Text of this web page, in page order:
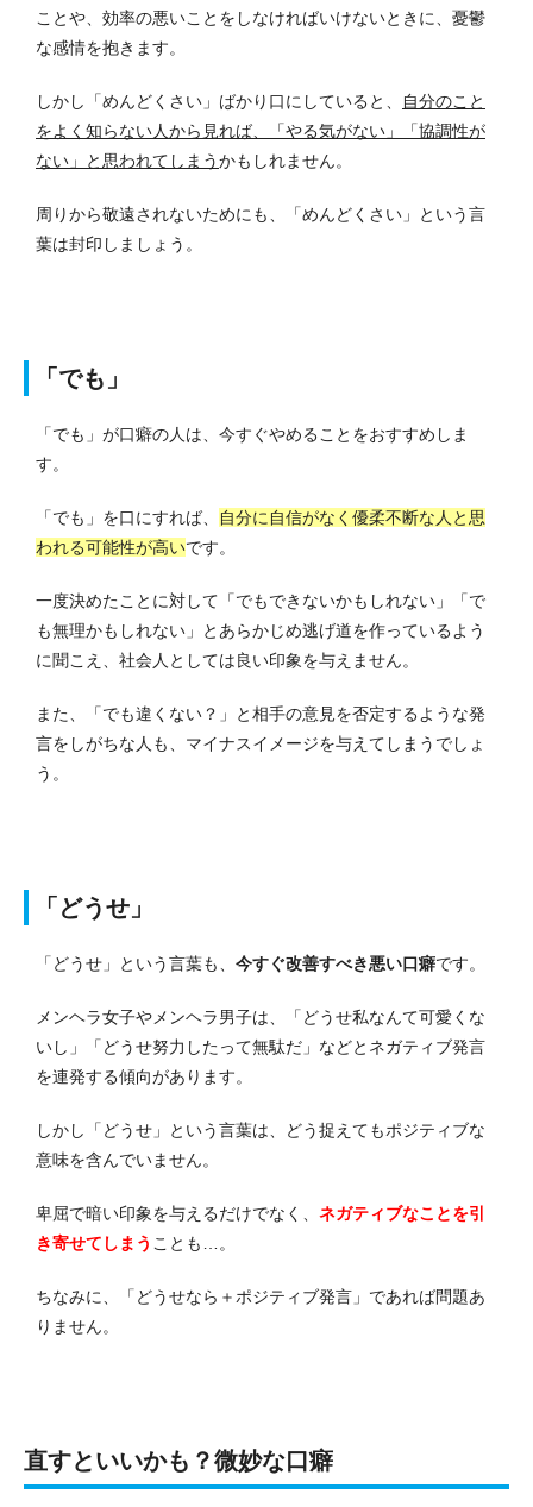
ことや、効率の悪いことをしなければいけないときに、憂鬱
な感情を抱きます。
しかし「めんどくさい」ばかり口にしていると、
自分のこと
をよく知らない人から見れば、「やる気がない」「協調性が
ない」と思われてしまうかもしれません。
周りから敬遠されないためにも、「めんどくさい」という言
葉は封印しましょう。
「でも」
「でも」が口癖の人は、今すぐやめることをおすすめしま
す。
「でも」を口にすれば、
自分に自信がなく優柔不断な人と思
われる可能性が高いです。
一度決めたことに対して「でもできないかもしれない」「で
も無理かもしれない」とあらかじめ逃げ道を作っているよう
に聞こえ、社会人としては良い印象を与えません。
また、「でも違くない？」と相手の意見を否定するような発
言をしがちな人も、マイナスイメージを与えてしまうでしょ
う。
「どうせ」
「どうせ」という言葉も、 今すぐ改善すべき悪い口癖です。
メンヘラ女子やメンヘラ男子は、「どうせ私なんて可愛くな
いし」「どうせ努力したって無駄だ」などとネガティブ発言
を連発する傾向があります。
しかし「どうせ」という言葉は、どう捉えてもポジティブな
意味を含んでいません。
卑屈で暗い印象を与えるだけでなく、 ネガティブなことを引
き寄せてしまう ことも…。
ちなみに、「どうせなら＋ポジティブ発言」であれば問題あ
りません。
直すといいかも？微妙な口癖